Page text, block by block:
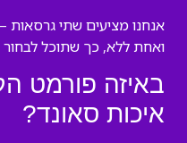
אנחנו מציעים שתי
ואחת ללא, כך שתוכל
באיזה פורמט
איכות סאונד?